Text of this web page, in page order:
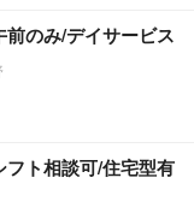
前のみ/デイサービス
フト相談可/住宅型有